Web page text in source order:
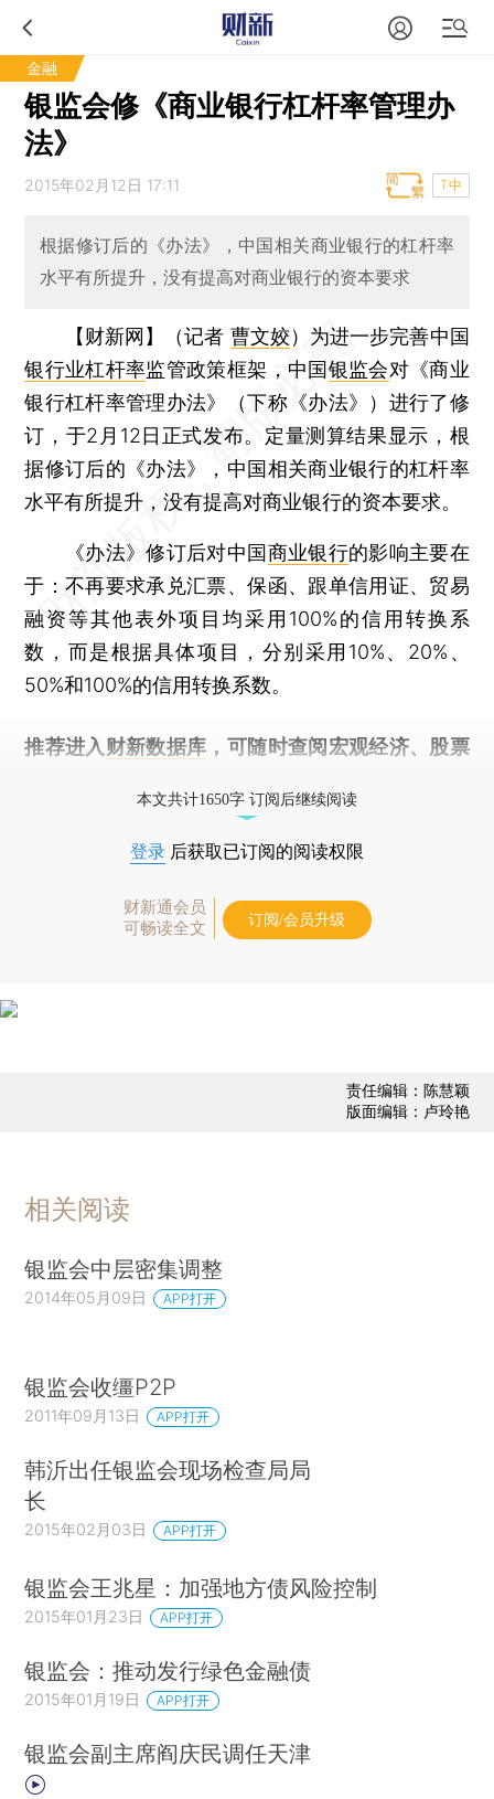
金融
银监会修《商业银行杠杆率管理办
法》
2015年02月12日 17:11 T中
根据修订后的《办法》，中国相关商业银行的杠杆率
水平有所提升，没有提高对商业银行的资本要求
【财新网】（记者 曹文姣） 为进一步完善中国
银行业杠杆率监管政策框架，中国银监会对《商业
银行杠杆率管理办法》（下称《办法》）进行了修
订，于2月12日正式发布。定量测算结果显示，根
据修订后的《办法》，中国相关商业银行的杠杆率
水平有所提升，没有提高对商业银行的资本要求。
《办法》修订后对中国商业银行的影响主要在
于：不再要求承兑汇票、保函、跟单信用证、贸易
融资等其他表外项目均采用100%的信用转换系
数，而是根据具体项目，分别采用10%、20%、
50%和100%的信用转换系数。
推荐进入 财新数据库 ，可随时查阅宏观经济、股票
本文共计1650字 订阅后继续阅读
登录 后获取已订阅的阅读权限
财新通会员
可畅读全文
订阅/会员升级
责任编辑：陈慧颖
版面编辑：卢玲艳
相关阅读
银监会中层密集调整
2014年05月09日 APP打开
银监会收缰P2P
2011年09月13日 APP打开
韩沂出任银监会现场检查局局
长
2015年02月03日 APP打开
银监会王兆星：加强地方债风险控制
2015年01月23日 APP打开
银监会：推动发行绿色金融债
2015年01月19日 APP打开
银监会副主席阎庆民调任天津